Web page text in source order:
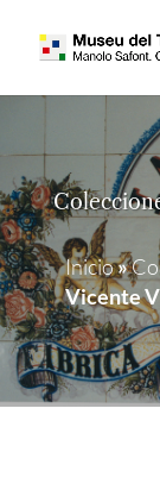
Inicio»
Vicente